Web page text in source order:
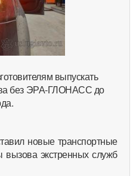
выпускать
без ЭРА-ГЛОНАСС до
новые транспортные
вызова экстренных служб